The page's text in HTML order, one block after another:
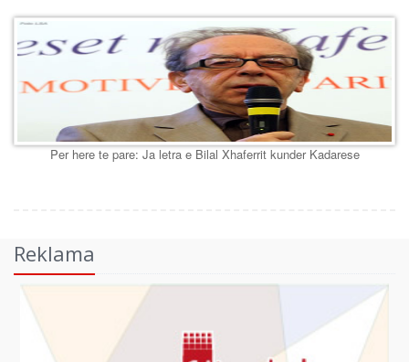
Per here te pare: Ja letra e Bilal Xhaferrit kunder Kadarese
Reklama